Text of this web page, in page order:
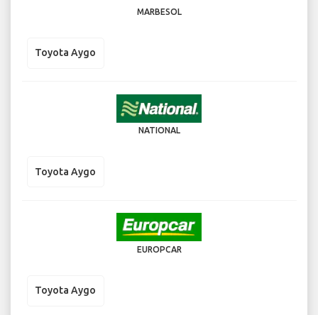
MARBESOL
Toyota Aygo
NATIONAL
Toyota Aygo
EUROPCAR
Toyota Aygo